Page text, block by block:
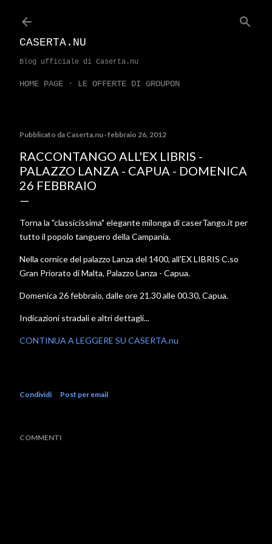
CASERTA.NU
Blog ufficiale di Caserta.nu
HOME PAGE LE OFFERTE DI GROUPON
Pubblicato da Caserta.nu febbraio 26, 2012
RACCONTANGO ALL'EX LIBRIS -
PALAZZO LANZA - CAPUA - DOMENICA
26 FEBBRAIO
Torna la "classicissima" elegante milonga di caserTango.it per
tutto il popolo tanguero della Campania.
Nella cornice del palazzo Lanza del 1400, all'EX LIBRIS C.so
Gran Priorato di Malta, Palazzo Lanza - Capua.
Domenica 26 febbraio, dalle ore 21.30 alle 00.30, Capua.
Indicazioni stradali e altri dettagli...
CONTINUA A LEGGERE SU CASERTA.nu
Condividi Post per email
COMMENTI